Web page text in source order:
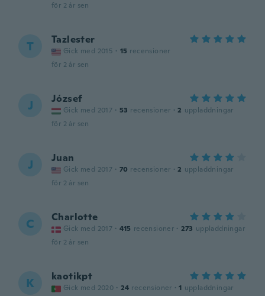
för 2 år sen
T Tazlester
Gick med 2015 · 15 recensioner
för 2 år sen
J József
Gick med 2017 · 53 recensioner · 2 uppladdningar
för 2 år sen
J Juan
Gick med 2017 · 70 recensioner · 2 uppladdningar
för 2 år sen
C Charlotte
Gick med 2017 · 415 recensioner · 273 uppladdningar
för 2 år sen
K kaotikpt
Gick med 2020 · 24 recensioner · 1 uppladdningar